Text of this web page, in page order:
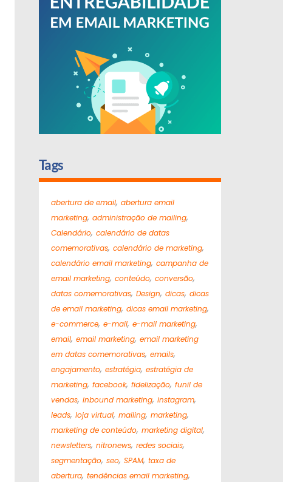
Tags
abertura de email, abertura email
marketing, administração de mailing,
Calendário, calendário de datas
comemorativas, calendário de marketing,
calendário email marketing, campanha de
email marketing, conteúdo, conversão,
datas comemorativas, Design, dicas, dicas
de email marketing, dicas email marketing,
e-commerce, e-mail, e-mail marketing,
email, email marketing, email marketing
em datas comemorativas, emails,
engajamento, estratégia, estratégia de
marketing, facebook, fidelização, funil de
vendas, inbound marketing, instagram,
leads, loja virtual, mailing, marketing,
marketing de conteúdo, marketing digital,
newsletters, nitronews, redes sociais,
segmentação, seo, SPAM, taxa de
abertura, tendências email marketing,